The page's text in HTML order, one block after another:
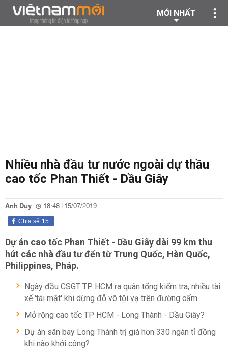
MỚI NHẤT
Nhiều nhà đầu tư nước ngoài dự thầu
cao tốc Phan Thiết - Dầu Giây
Anh Duy 18:48 | 15/07/2019
15
Chia sẻ
Dự án cao tốc Phan Thiết - Dầu Giây dài 99 km thu
hút các nhà đầu tư đến từ Trung Quốc, Hàn Quốc,
Philippines, Pháp.
Ngày đầu CSGT TP HCM ra quân tổng kiểm tra, nhiều tài
xế 'tái mặt' khi dừng đỗ vô tội vạ trên đường cấm
Mở rộng cao tốc TP HCM - Long Thành - Dầu Giây?
Dự án sân bay Long Thành trị giá hơn 330 ngàn tỉ đồng
khi nào khởi công?